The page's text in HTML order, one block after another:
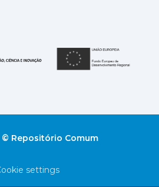
República Portuguesa
Repositório Comum
settings